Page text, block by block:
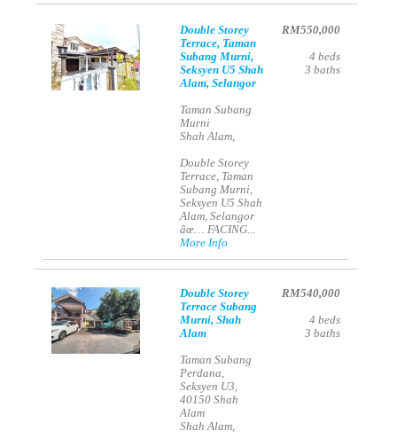
Double Storey
Terrace, Taman
Subang Murni,
Seksyen U5 Shah
Alam, Selangor
Taman Subang
Murni
Shah Alam,
Double Storey
Terrace, Taman
Subang Murni,
Seksyen U5 Shah
Alam, Selangor
âœ… FACING...
More Info
RM550,000
4 beds
3 baths
Double Storey
Terrace Subang
Murni, Shah
Alam
Taman Subang
Perdana,
Seksyen U3,
40150 Shah
Alam
Shah Alam,
RM540,000
4 beds
3 baths